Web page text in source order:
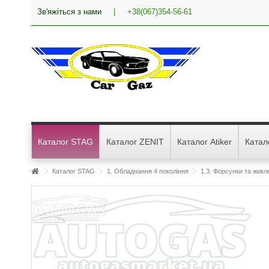
Зв'яжіться з нами +38(067)354-56-61
Каталог STAG Каталог ZENIT Каталог Atiker
Каталог STAG 1. Обладнання 4 покоління 1.3. Форсунки та